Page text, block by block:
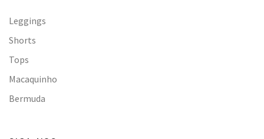
Leggings
Shorts
Tops
Macaquinho
Bermuda